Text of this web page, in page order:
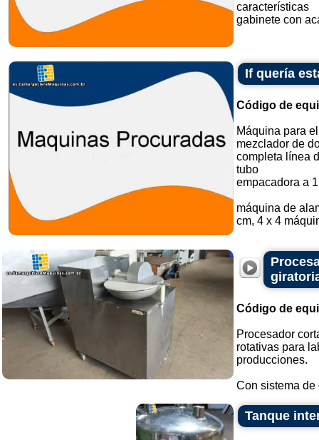
características
gabinete con
If quería
Código de
Máquina para
mezclador de
completa línea
tubo
empacadora a
máquina de
cm, 4 x 4
Código de
Procesador
rotativas para
producciones.
Con sistema de
Tanque